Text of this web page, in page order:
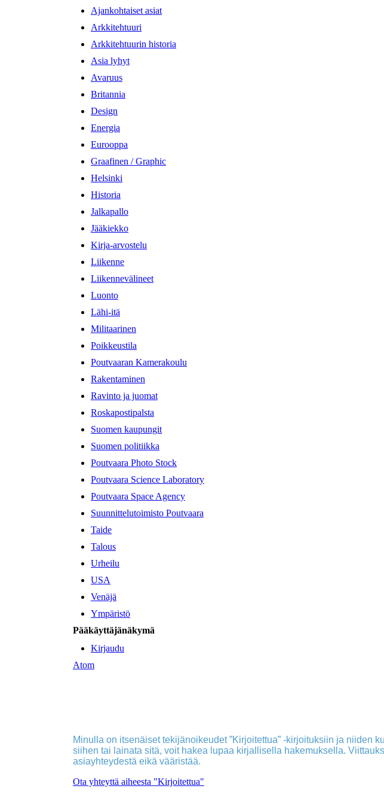
Ajankohtaiset asiat
Arkkitehtuuri
Arkkitehtuurin historia
Asia lyhyt
Avaruus
Britannia
Design
Energia
Eurooppa
Graafinen / Graphic
Helsinki
Historia
Jalkapallo
Jääkiekko
Kirja-arvostelu
Liikenne
Liikennevälineet
Luonto
Lähi-itä
Militaarinen
Poikkeustila
Poutvaaran Kamerakoulu
Rakentaminen
Ravinto ja juomat
Roskapostipalsta
Suomen kaupungit
Suomen politiikka
Poutvaara Photo Stock
Poutvaara Science Laboratory
Poutvaara Space Agency
Suunnittelutoimisto Poutvaara
Taide
Talous
Urheilu
USA
Venäjä
Ympäristö
Pääkäyttäjänäkymä
Kirjaudu
Atom
Minulla on itsenäiset tekijänoikeudet ”Kirjoitettua” -kirjoituksiin ja niiden
siihen tai lainata sitä, voit hakea lupaa kirjallisella hakemuksella.
asiayhteydestä eikä vääristää.
Ota yhteyttä aiheesta "Kirjoitettua"